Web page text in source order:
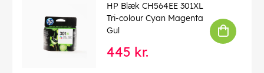
HP Blæk CH564EE 301XL
Tri-colour Cyan Magenta
Gul
445 kr.